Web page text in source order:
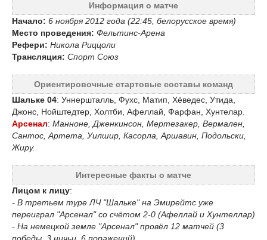
Информация о матче
Начало: 6 ноября 2012 года (22:45, белорусское время)
Место проведения: Фельтинс-Арена
Рефери: Никола Риццоли
Трансляция: Спорт Союз
Ориентировочные стартовые составы команд
Шальке 04: Уннершталль, Фухс, Матип, Хёведес, Утида,
Джонс, Нойштедтер, Холтби, Афеллай, Фарфан, Хунтелар.
Арсенал: Манноне, Дженкинсон, Мертезакер, Вермален,
Сантос, Артета, Уилшир, Касорла, Аршавин, Подольски,
Жиру.
Интересные факты о матче
Лицом к лицу:
- В третьем туре ЛЧ "Шальке" на Эмирейтс уже
переиграл "Арсенал" со счётом 2-0 (Афеллай и Хунтеллар)
- На немецкой земле "Арсенал" провёл 12 матчей (3